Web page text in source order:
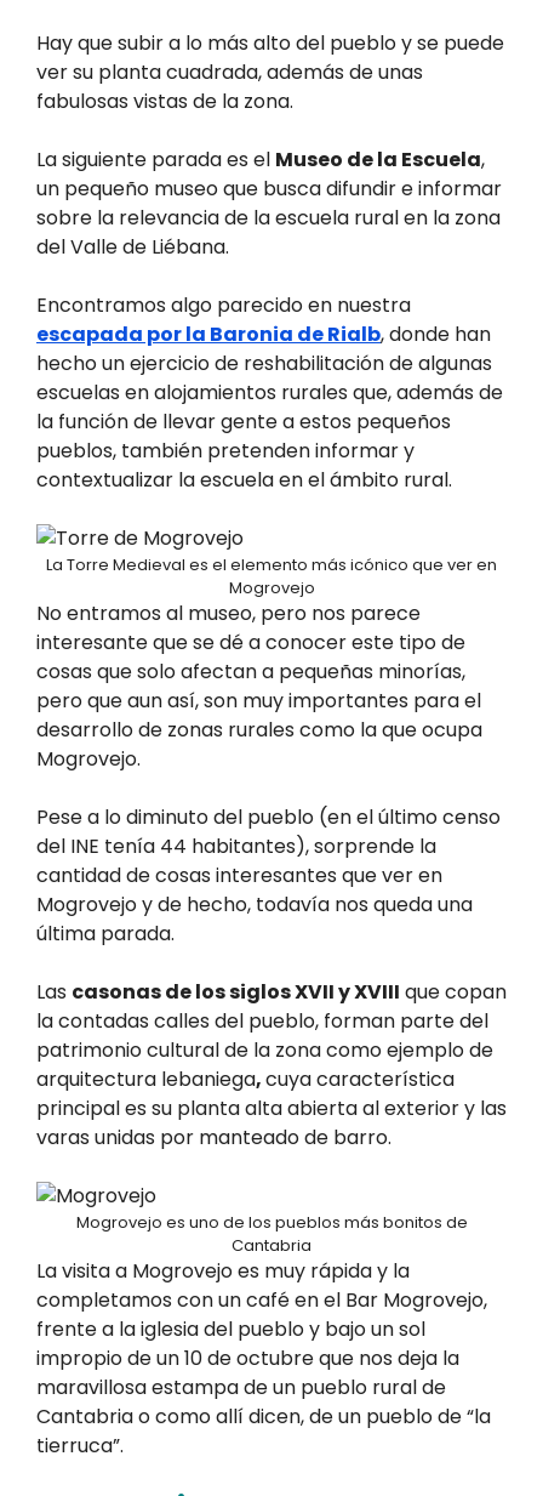
Hay que subir a lo más alto del pueblo y se puede
ver su planta cuadrada, además de unas
fabulosas vistas de la zona.
La siguiente parada es el Museo de la Escuela,
un pequeño museo que busca difundir e informar
sobre la relevancia de la escuela rural en la zona
del Valle de Liébana.
Encontramos algo parecido en nuestra
escapada por la Baronia de Rialb, donde han
hecho un ejercicio de reshabilitación de algunas
escuelas en alojamientos rurales que, además de
la función de llevar gente a estos pequeños
pueblos, también pretenden informar y
contextualizar la escuela en el ámbito rural.
La Torre Medieval es el elemento más icónico que ver en
Mogrovejo
No entramos al museo, pero nos parece
interesante que se dé a conocer este tipo de
cosas que solo afectan a pequeñas minorías,
pero que aun así, son muy importantes para el
desarrollo de zonas rurales como la que ocupa
Mogrovejo.
Pese a lo diminuto del pueblo (en el último censo
del INE tenía 44 habitantes), sorprende la
cantidad de cosas interesantes que ver en
Mogrovejo y de hecho, todavía nos queda una
última parada.
Las casonas de los siglos XVII y XVIII que copan
la contadas calles del pueblo, forman parte del
patrimonio cultural de la zona como ejemplo de
arquitectura lebaniega,cuya característica
principal es su planta alta abierta al exterior y las
varas unidas por manteado de barro.
Mogrovejo es uno de los pueblos más bonitos de
Cantabria
La visita a Mogrovejo es muy rápida y la
completamos con un café en el Bar Mogrovejo,
frente a la iglesia del pueblo y bajo un sol
impropio de un 10 de octubre que nos deja la
maravillosa estampa de un pueblo rural de
Cantabria o como allí dicen, de un pueblo de “la
tierruca”.